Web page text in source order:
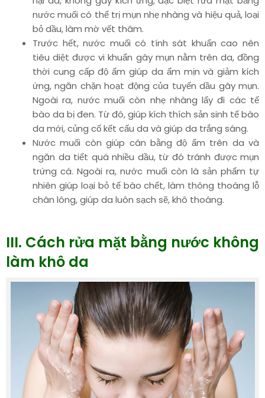
nước muối có thể trị mụn nhẹ nhàng và hiệu quả, loại
bỏ dầu, làm mờ vết thâm.
Trước hết, nước muối có tính sát khuẩn cao nên
tiêu diệt được vi khuẩn gây mụn nằm trên da, đồng
thời cung cấp độ ẩm giúp da ẩm mịn và giảm kích
ứng, ngăn chặn hoạt động của tuyến dầu gây mụn.
Ngoài ra, nước muối còn nhẹ nhàng lấy đi các tế
bào da bị đen. Từ đó, giúp kích thích sản sinh tế bào
da mới, củng cố kết cấu da và giúp da trắng sáng.
Nước muối còn giúp cân bằng độ ẩm trên da và
ngăn da tiết quá nhiều dầu, từ đó tránh được mụn
trứng cá. Ngoài ra, nước muối còn là sản phẩm tự
nhiên giúp loại bỏ tế bào chết, làm thông thoáng lỗ
chân lông, giúp da luôn sạch sẽ, khô thoáng.
III. Cách rửa mặt bằng nước không
làm khô da